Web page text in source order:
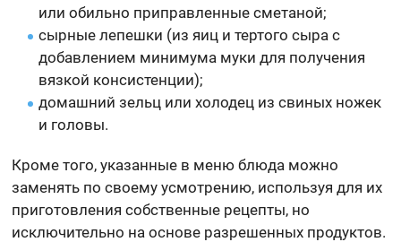
или обильно приправленные сметаной;
сырные лепешки (из яиц и тертого сыра с
добавлением минимума муки для получения
вязкой консистенции);
домашний зельц или холодец из свиных ножек
и головы.
Кроме того, указанные в меню блюда можно
заменять по своему усмотрению, используя для их
приготовления собственные рецепты, но
исключительно на основе разрешенных продуктов.